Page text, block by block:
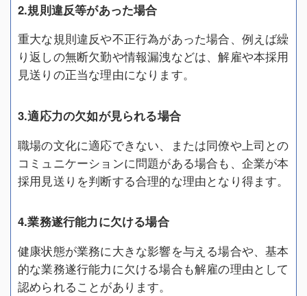
2.規則違反等があった場合
重大な規則違反や不正行為があった場合、例えば繰
り返しの無断欠勤や情報漏洩などは、解雇や本採用
見送りの正当な理由になります。
3.適応力の欠如が見られる場合
職場の文化に適応できない、または同僚や上司との
コミュニケーションに問題がある場合も、企業が本
採用見送りを判断する合理的な理由となり得ます。
4.業務遂行能力に欠ける場合
健康状態が業務に大きな影響を与える場合や、基本
的な業務遂行能力に欠ける場合も解雇の理由として
認められることがあります。